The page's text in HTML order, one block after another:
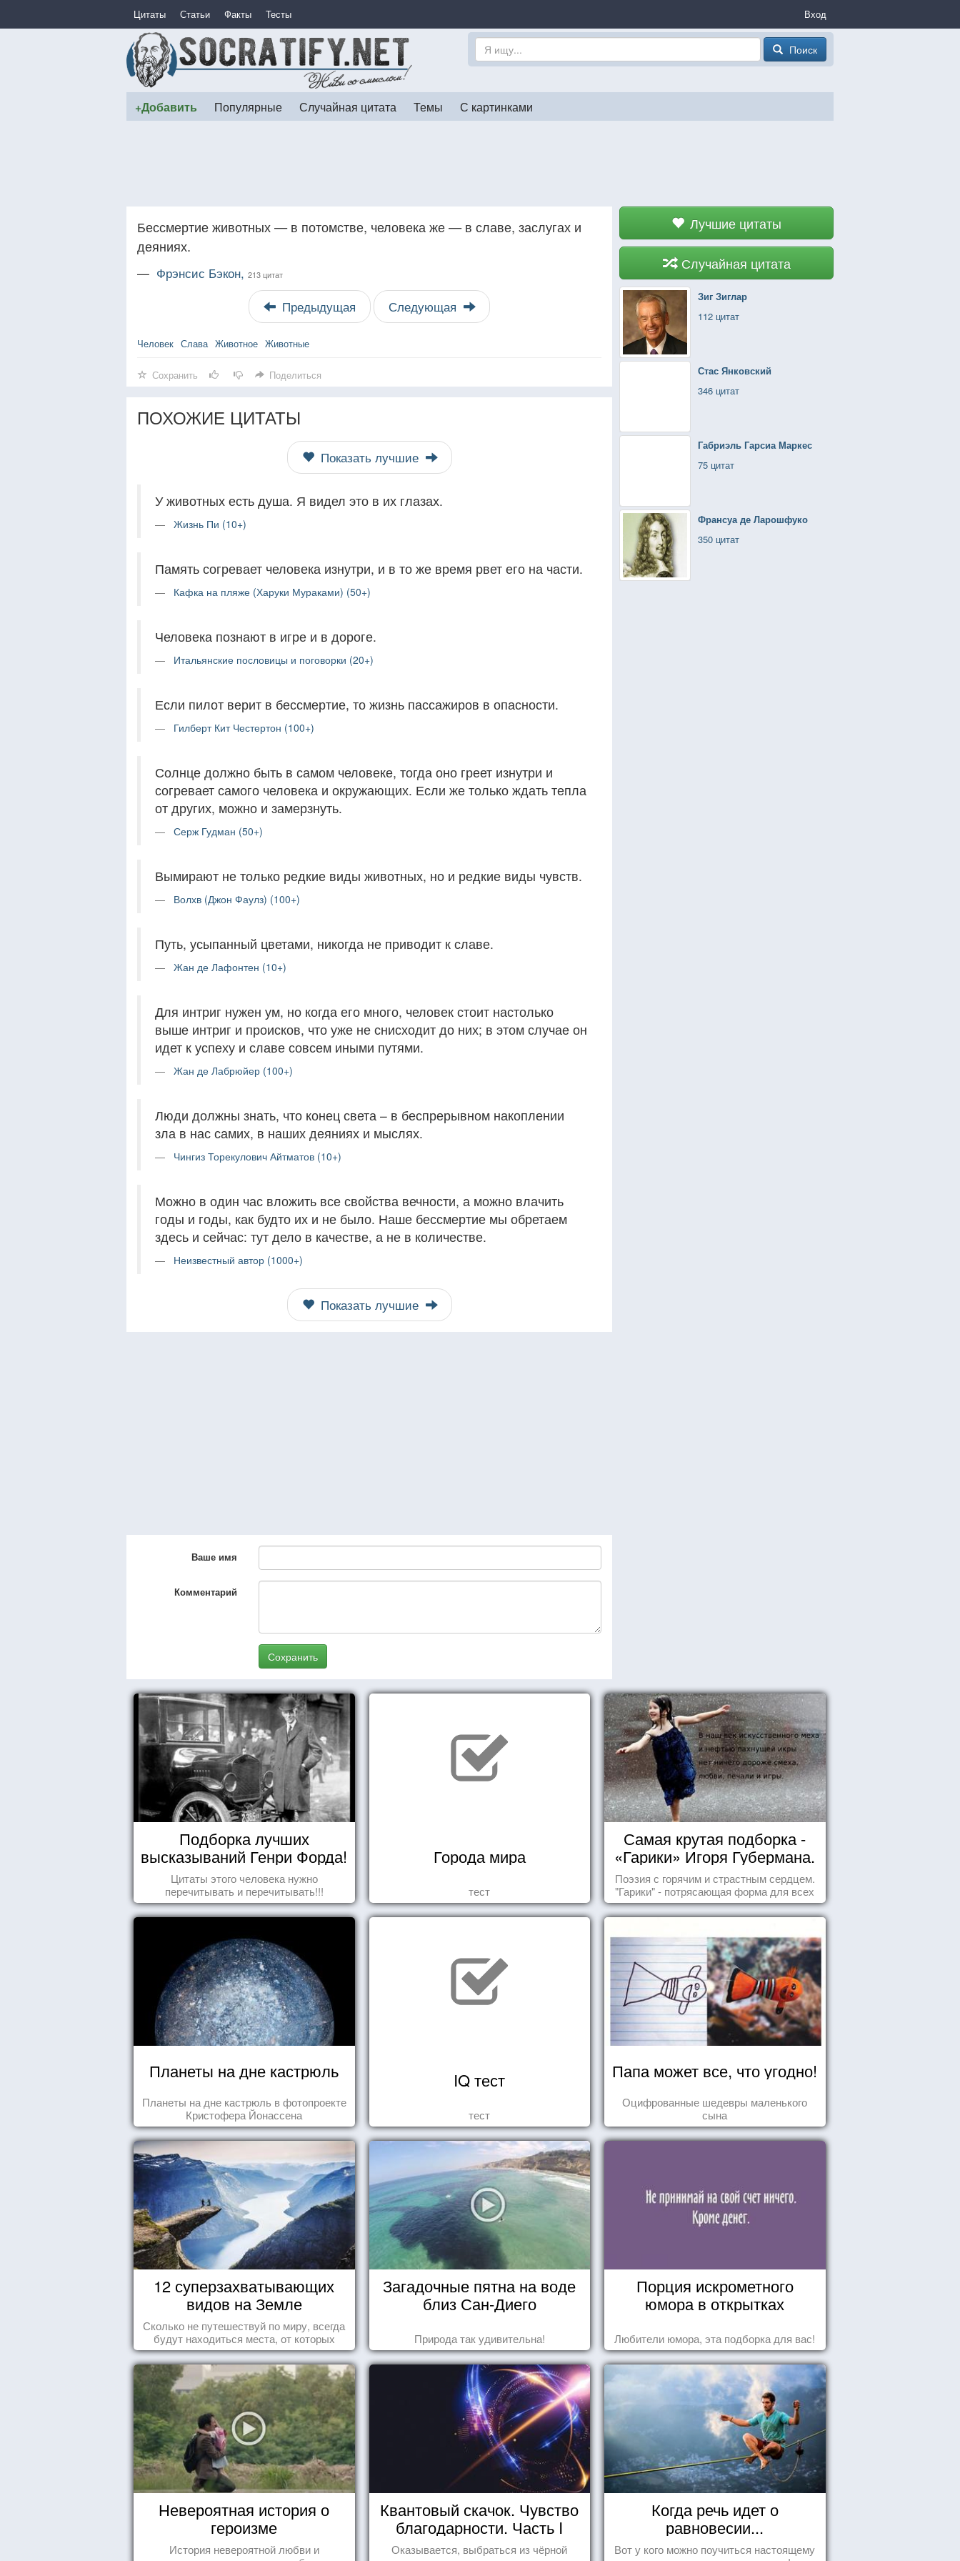
Цитаты Статьи Факты Тесты Вход
Поиск
+Добавить Популярные Случайная цитата Темы С картинками
Лучшие цитаты
Случайная цитата
Зиг Зиглар
112 цитат
Стас Янковский
346 цитат
Габриэль Гарсиа Маркес
75 цитат
Франсуа де Ларошфуко
350 цитат
Бессмертие животных — в потомстве, человека же — в славе, заслугах и
деяниях.
— Фрэнсис Бэкон, 213 цитат
Предыдущая Следующая
Человек Слава Животное Животные
Сохранить Поделиться
ПОХОЖИЕ ЦИТАТЫ
Показать лучшие
У животных есть душа. Я видел это в их глазах.
Жизнь Пи (10+)
Память согревает человека изнутри, и в то же время рвет его на части.
Кафка на пляже (Харуки Мураками) (50+)
Человека познают в игре и в дороге.
Итальянские пословицы и поговорки (20+)
Если пилот верит в бессмертие, то жизнь пассажиров в опасности.
Гилберт Кит Честертон (100+)
Солнце должно быть в самом человеке, тогда оно греет изнутри и
согревает самого человека и окружающих. Если же только ждать тепла
от других, можно и замерзнуть.
Серж Гудман (50+)
Вымирают не только редкие виды животных, но и редкие виды чувств.
Волхв (Джон Фаулз) (100+)
Путь, усыпанный цветами, никогда не приводит к славе.
Жан де Лафонтен (10+)
Для интриг нужен ум, но когда его много, человек стоит настолько
выше интриг и происков, что уже не снисходит до них; в этом случае он
идет к успеху и славе совсем иными путями.
Жан де Лабрюйер (100+)
Люди должны знать, что конец света – в беспрерывном накоплении
зла в нас самих, в наших деяниях и мыслях.
Чингиз Торекулович Айтматов (10+)
Можно в один час вложить все свойства вечности, а можно влачить
годы и годы, как будто их и не было. Наше бессмертие мы обретаем
здесь и сейчас: тут дело в качестве, а не в количестве.
Неизвестный автор (1000+)
Показать лучшие
Ваше имя
Комментарий
Сохранить
Подборка лучших
высказываний Генри Форда!
Цитаты этого человека нужно
перечитывать и перечитывать!!!
Города мира
тест
Самая крутая подборка -
«Гарики» Игоря Губермана.
Читайте, получайте
удовольствие!
Поэзия с горячим и страстным сердцем.
"Гарики" - потрясающая форма для всех
случаев жизни.
Планеты на дне кастрюль
Планеты на дне кастрюль в фотопроекте
Кристофера Йонассена
IQ тест
тест
Папа может все, что угодно!
Оцифрованные шедевры маленького
сына
12 суперзахватывающих
видов на Земле
Сколько не путешествуй по миру, всегда
будут находиться места, от которых
перехватывает дух и кружится голова...
Загадочные пятна на воде
близ Сан-Диего
Природа так удивительна!
Порция искрометного
юмора в открытках
Любители юмора, эта подборка для вас!
Невероятная история о
героизме
История невероятной любви и
Квантовый скачок. Чувство
благодарности. Часть I
Оказывается, выбраться из чёрной
Когда речь идет о
равновесии...
Вот у кого можно поучиться настоящему